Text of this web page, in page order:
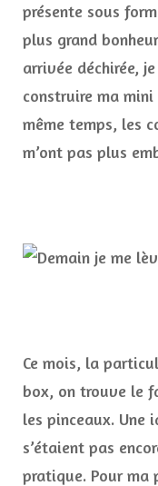
présente sous
plus grand
arrivée déchirée,
construire ma
même temps, les
m’ont pas plus
Ce mois, la
box, on trouve le
les pinceaux. Une
s’étaient pas
pratique. Pour ma